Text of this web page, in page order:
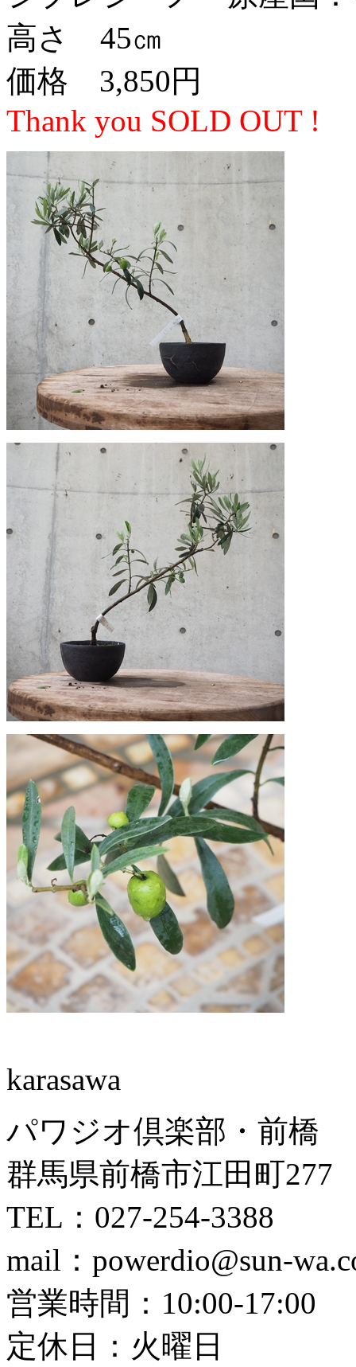
高さ 45㎝
価格 3,850円
Thank you SOLD OUT !
karasawa
パワジオ倶楽部・前橋
群馬県前橋市江田町277
TEL：027-254-3388
mail：powerdio@sun-
営業時間：10:00-17:00
定休日：火曜日